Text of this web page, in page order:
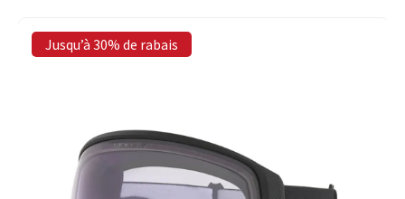
Jusqu’à 30% de rabais